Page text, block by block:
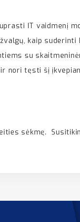
IT vaidmenį
kaip
su
nori tęsti šį
sėkmę.